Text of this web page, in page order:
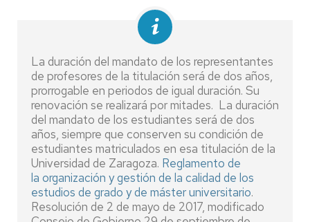
La duración del mandato de los representantes
de profesores de la titulación será de dos años,
prorrogable en periodos de igual duración. Su
renovación se realizará por mitades. La duración
del mandato de los estudiantes será de dos
años, siempre que conserven su condición de
estudiantes matriculados en esa titulación de la
Universidad de Zaragoza. Reglamento de
la organización y gestión de la calidad de los
estudios de grado y de máster universitario.
Resolución de 2 de mayo de 2017, modificado